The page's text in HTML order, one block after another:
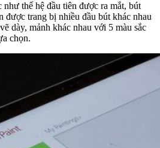
thế hệ đầu tiên được ra mắt, bút
được trang bị nhiều đầu bút khác nhau
dày, mảnh khác nhau với 5 màu sắc
chọn.